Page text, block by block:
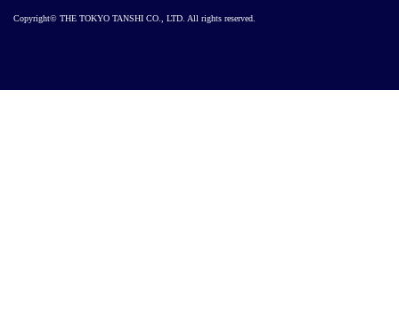
Copyright© THE TOKYO TANSHI CO., LTD. All rights reserved.